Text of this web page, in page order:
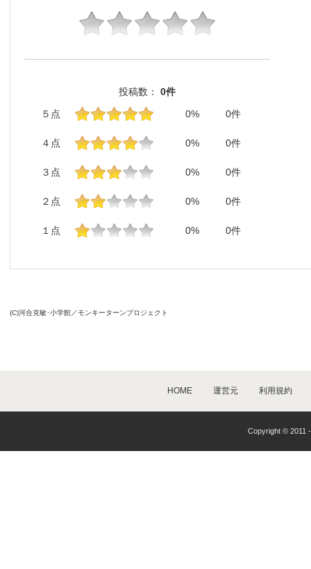
投稿数：
0件
５点
0% 0件
４点 0% 0件
３点 0% 0件
２点 0% 0件
１点 0% 0件
(C)河合克敏･小学館／モンキーターンプロジェクト
HOME 運営元 利用規約
Copyright © 2011